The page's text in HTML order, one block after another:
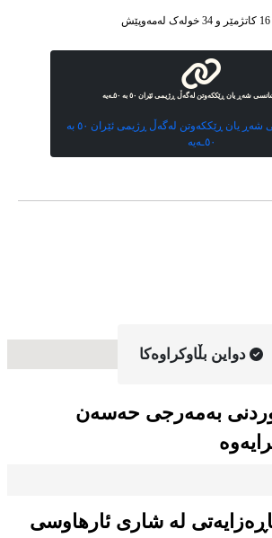
شەڕ یان ڕێککەوتن لەگەڵ ڕژیمی ئێران ٥٠ بە ٥٠ـەیە
ترەمپ: شانسی شەڕ یان ڕێککەوتن لەگەڵ ڕژیمی ئێران ٥٠ بە
٥٠ـەیە
دواین بڵاوکراوه‌کا
بەمەرجی حەسەن
لە شاری ئارهاوسی